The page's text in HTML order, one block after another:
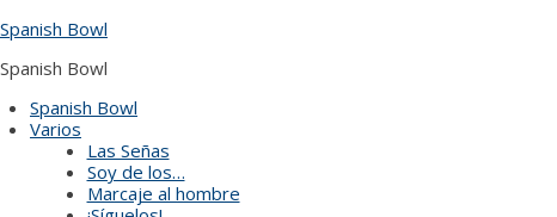
to
Spanish Bowl
Spanish Bowl
Spanish Bowl
Varios
Las Señas
Soy de los…
Marcaje al hombre